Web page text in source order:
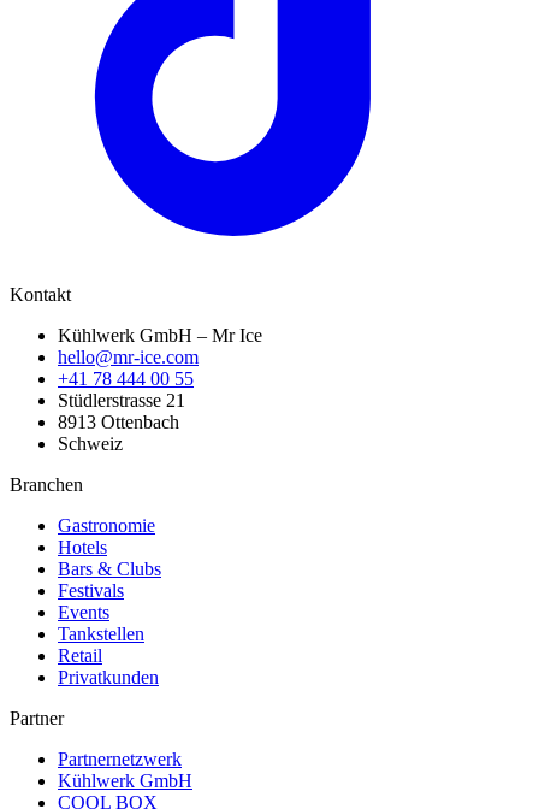
Kontakt
Kühlwerk GmbH – Mr Ice
hello@mr-ice.com
+41 78 444 00 55
Stüdlerstrasse 21
8913 Ottenbach
Schweiz
Branchen
Gastronomie
Hotels
Bars & Clubs
Festivals
Events
Tankstellen
Retail
Privatkunden
Partner
Partnernetzwerk
Kühlwerk GmbH
COOL BOX